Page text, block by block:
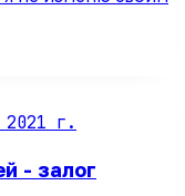
г.
- залог